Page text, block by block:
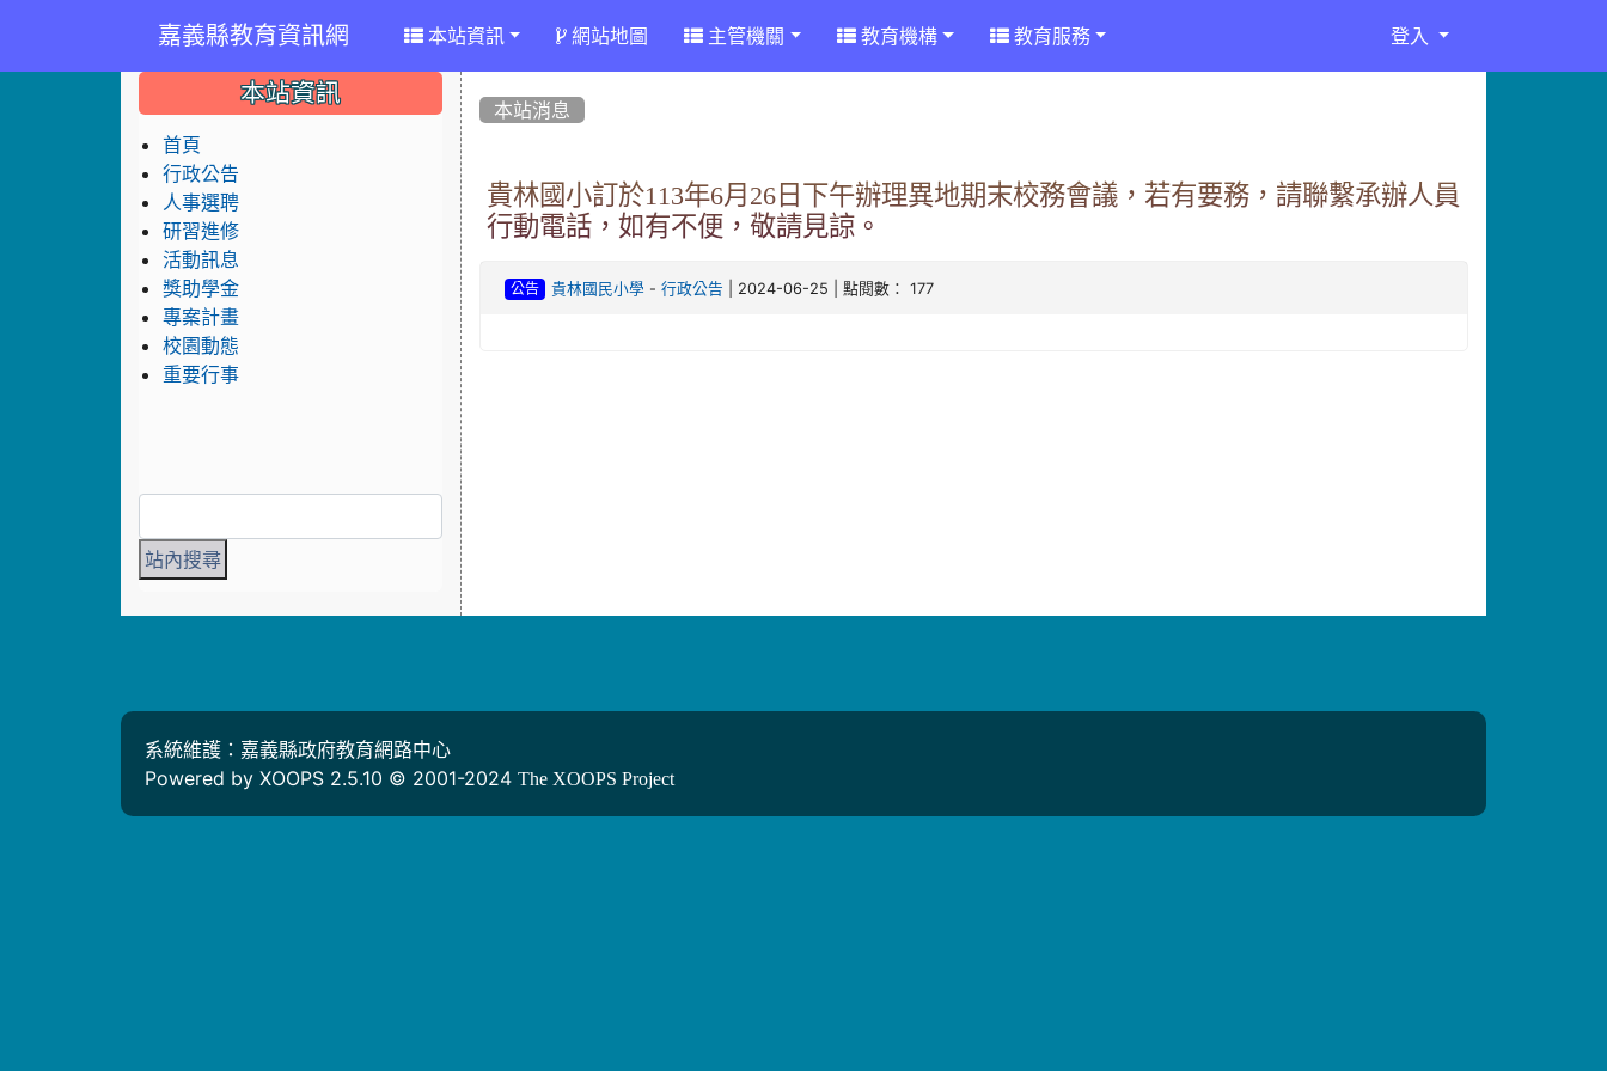
嘉義縣教育資訊網 本站資訊 網站地圖 主管機關 教育機構 教育服務 登入
本站消息
貴林國小訂於113年6月26日下午辦理異地期末校務會議，若有要務，請聯繫承辦人員
行動電話，如有不便，敬請見諒。
公告 貴林國民小學 - 行政公告 | 2024-06-25 | 點閱數： 177
::: 本站資訊
首頁
行政公告
人事選聘
研習進修
活動訊息
獎助學金
專案計畫
校園動態
重要行事
系統維護：嘉義縣政府教育網路中心
Powered by XOOPS 2.5.10 © 2001-2024 The XOOPS Project